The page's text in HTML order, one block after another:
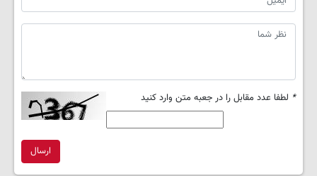
* لطفا عدد مقابل را در جعبه متن وارد کنید
ارسال